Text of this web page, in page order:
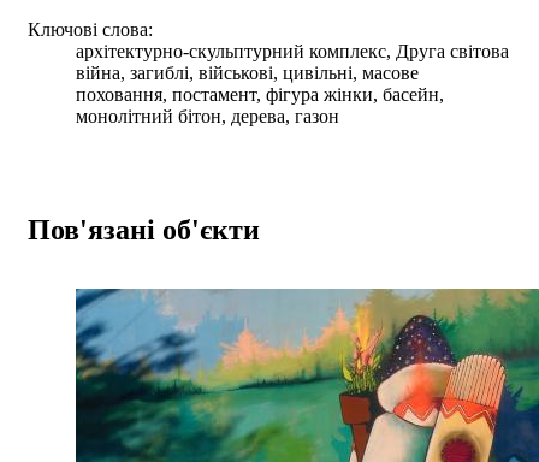
Ключові слова:
архітектурно-скульптурний комплекс, Друга світова
війна, загиблі, військові, цивільні, масове
поховання, постамент, фігура жінки, басейн,
монолітний бітон, дерева, газон
Пов'язані об'єкти